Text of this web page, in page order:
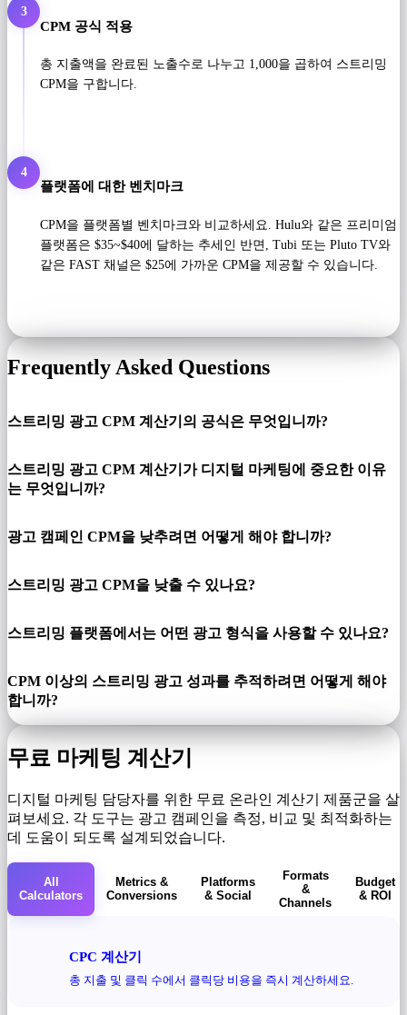
3
CPM 공식 적용
총 지출액을 완료된 노출수로 나누고 1,000을 곱하여 스트리밍
CPM을 구합니다.
4
플랫폼에 대한 벤치마크
CPM을 플랫폼별 벤치마크와 비교하세요. Hulu와 같은 프리미엄
플랫폼은 $35~$40에 달하는 추세인 반면, Tubi 또는 Pluto TV와
같은 FAST 채널은 $25에 가까운 CPM을 제공할 수 있습니다.
Frequently Asked Questions
스트리밍 광고 CPM 계산기의 공식은 무엇입니까?
스트리밍 광고 CPM 계산기가 디지털 마케팅에 중요한 이유
는 무엇입니까?
광고 캠페인 CPM을 낮추려면 어떻게 해야 합니까?
스트리밍 광고 CPM을 낮출 수 있나요?
스트리밍 플랫폼에서는 어떤 광고 형식을 사용할 수 있나요?
CPM 이상의 스트리밍 광고 성과를 추적하려면 어떻게 해야
합니까?
무료 마케팅 계산기
디지털 마케팅 담당자를 위한 무료 온라인 계산기 제품군을 살
펴보세요. 각 도구는 광고 캠페인을 측정, 비교 및 ​​최적화하는
데 도움이 되도록 설계되었습니다.
All
Calculators
Metrics &
Conversions
Platforms
& Social
Formats
&
Channels
Budget
& ROI
CPC 계산기
총 지출 및 클릭 수에서 클릭당 비용을 즉시 계산하세요.